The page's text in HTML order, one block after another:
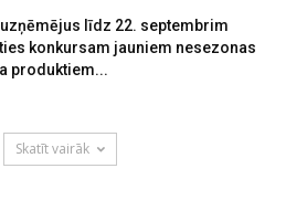
līdz 22. septembrim
konkursam jauniem nesezonas
produktiem...
Skatīt vairāk